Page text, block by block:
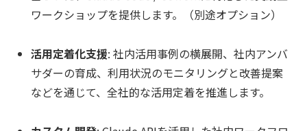
ワークショップを提供します。（別途オプション）
活用定着化支援: 社内活用事例の横展開、社内アンバ
サダーの育成、利用状況のモニタリングと改善提案
などを通じて、全社的な活用定着を推進します。